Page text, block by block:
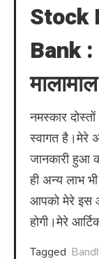
Stock
Bank :
मालामाल
नमस्कार
स्वागत है।मेरे
जानकारी हुआ
ही अन्य लाभ
आपको मेरे इस
होगी।मेरे
Tagged